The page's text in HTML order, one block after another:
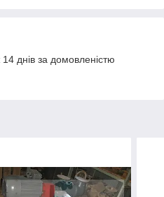
днів за домовленістю